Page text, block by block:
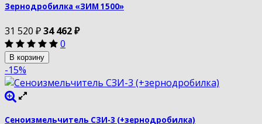
Зернодробилка «ЗИМ 1500»
31 520 ₽34 462₽
0
В корзину
-15%
Сеноизмельчитель СЗИ-3 (+зернодробилка)